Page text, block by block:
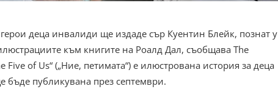
деца инвалиди ще издаде сър Куентин Блейк, познат у
към книгите на Роалд Дал, съобщава The
Five of Us“ („Ние, петимата“) е илюстрована история за деца
публикувана през септември.